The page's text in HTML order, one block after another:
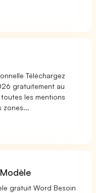
Téléchargez
gratuitement au
les mentions
zones...
gratuit Word Besoin